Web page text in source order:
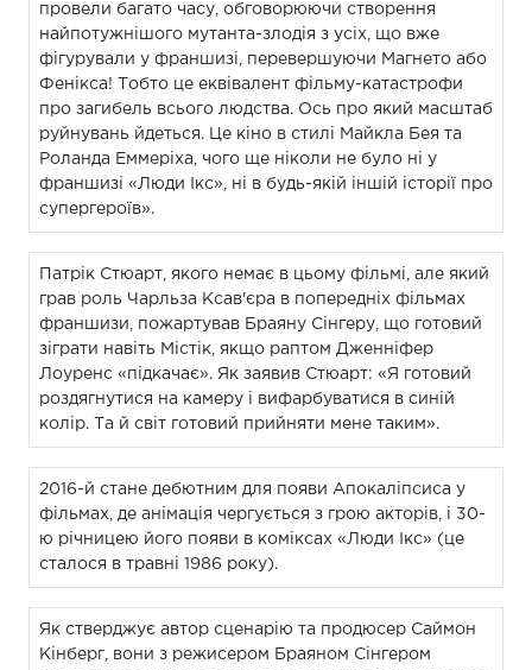
провели багато часу, обговорюючи створення
найпотужнішого мутанта-злодія з усіх, що вже
фігурували у франшизі, перевершуючи Магнето або
Фенікса! Тобто це еквівалент фільму-катастрофи
про загибель всього людства. Ось про який масштаб
руйнувань йдеться. Це кіно в стилі Майкла Бея та
Роланда Еммеріха, чого ще ніколи не було ні у
франшизі «Люди Ікс», ні в будь-якій іншій історії про
супергероїв».
Патрік Стюарт, якого немає в цьому фільмі, але який
грав роль Чарльза Ксав'єра в попередніх фільмах
франшизи, пожартував Браяну Сінгеру, що готовий
зіграти навіть Містік, якщо раптом Дженніфер
Лоуренс «підкачає». Як заявив Стюарт: «Я готовий
роздягнутися на камеру і вифарбуватися в синій
колір. Та й світ готовий прийняти мене таким».
2016-й стане дебютним для появи Апокаліпсиса у
фільмах, де анімація чергується з грою акторів, і 30-
ю річницею його появи в коміксах «Люди Ікс» (це
сталося в травні 1986 року).
Як стверджує автор сценарію та продюсер Саймон
Кінберг, вони з режисером Браяном Сінгером